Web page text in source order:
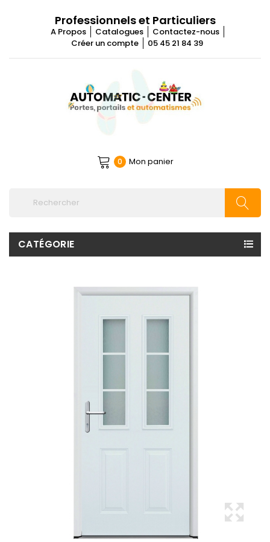
Professionnels et Particuliers
A Propos Catalogues
Contactez-nous
Créer un compte
05 45 21 84 39
0 Mon panier
CATÉGORIE